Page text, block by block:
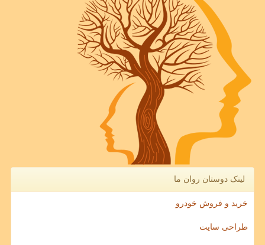
لینک دوستان روان ما
خرید و فروش خودرو
طراحی سایت